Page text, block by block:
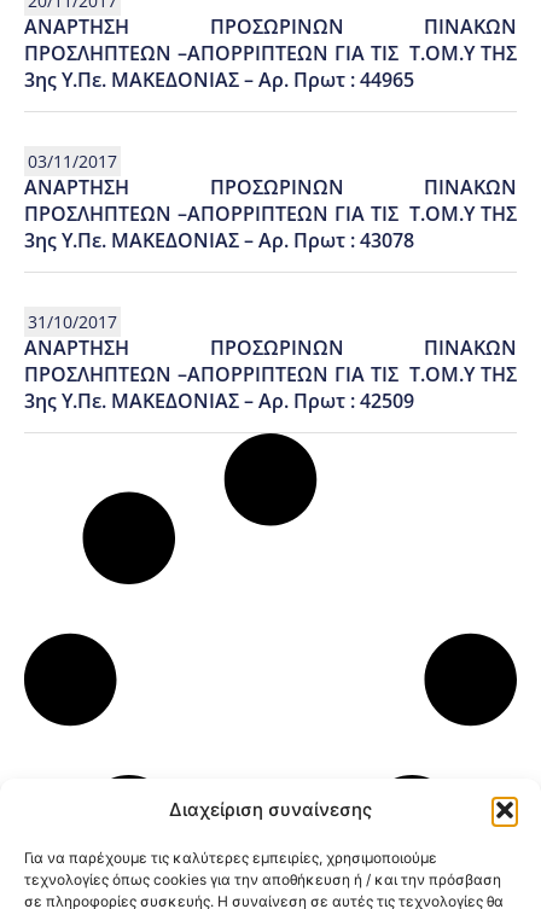
Διαχείριση συναίνεσης
Για να παρέχουμε τις καλύτερες εμπειρίες, χρησιμοποιούμε
τεχνολογίες όπως cookies για την αποθήκευση ή / και την πρόσβαση
σε πληροφορίες συσκευής. Η συναίνεση σε αυτές τις τεχνολογίες θα
ΑΝΑΡΤΗΣΗ ΠΡΟΣΩΡΙΝΩΝ ΠΙΝΑΚΩΝ
ΠΡΟΣΛΗΠΤΕΩΝ –ΑΠΟΡΡΙΠΤΕΩΝ ΓΙΑ ΤΙΣ Τ.ΟΜ.Υ ΤΗΣ
3ης Υ.Πε. ΜΑΚΕΔΟΝΙΑΣ – Αρ. Πρωτ : 44965
03/11/2017
ΑΝΑΡΤΗΣΗ ΠΡΟΣΩΡΙΝΩΝ ΠΙΝΑΚΩΝ
ΠΡΟΣΛΗΠΤΕΩΝ –ΑΠΟΡΡΙΠΤΕΩΝ ΓΙΑ ΤΙΣ Τ.ΟΜ.Υ ΤΗΣ
3ης Υ.Πε. ΜΑΚΕΔΟΝΙΑΣ – Αρ. Πρωτ : 43078
31/10/2017
ΑΝΑΡΤΗΣΗ ΠΡΟΣΩΡΙΝΩΝ ΠΙΝΑΚΩΝ
ΠΡΟΣΛΗΠΤΕΩΝ –ΑΠΟΡΡΙΠΤΕΩΝ ΓΙΑ ΤΙΣ Τ.ΟΜ.Υ ΤΗΣ
3ης Υ.Πε. ΜΑΚΕΔΟΝΙΑΣ – Αρ. Πρωτ : 42509